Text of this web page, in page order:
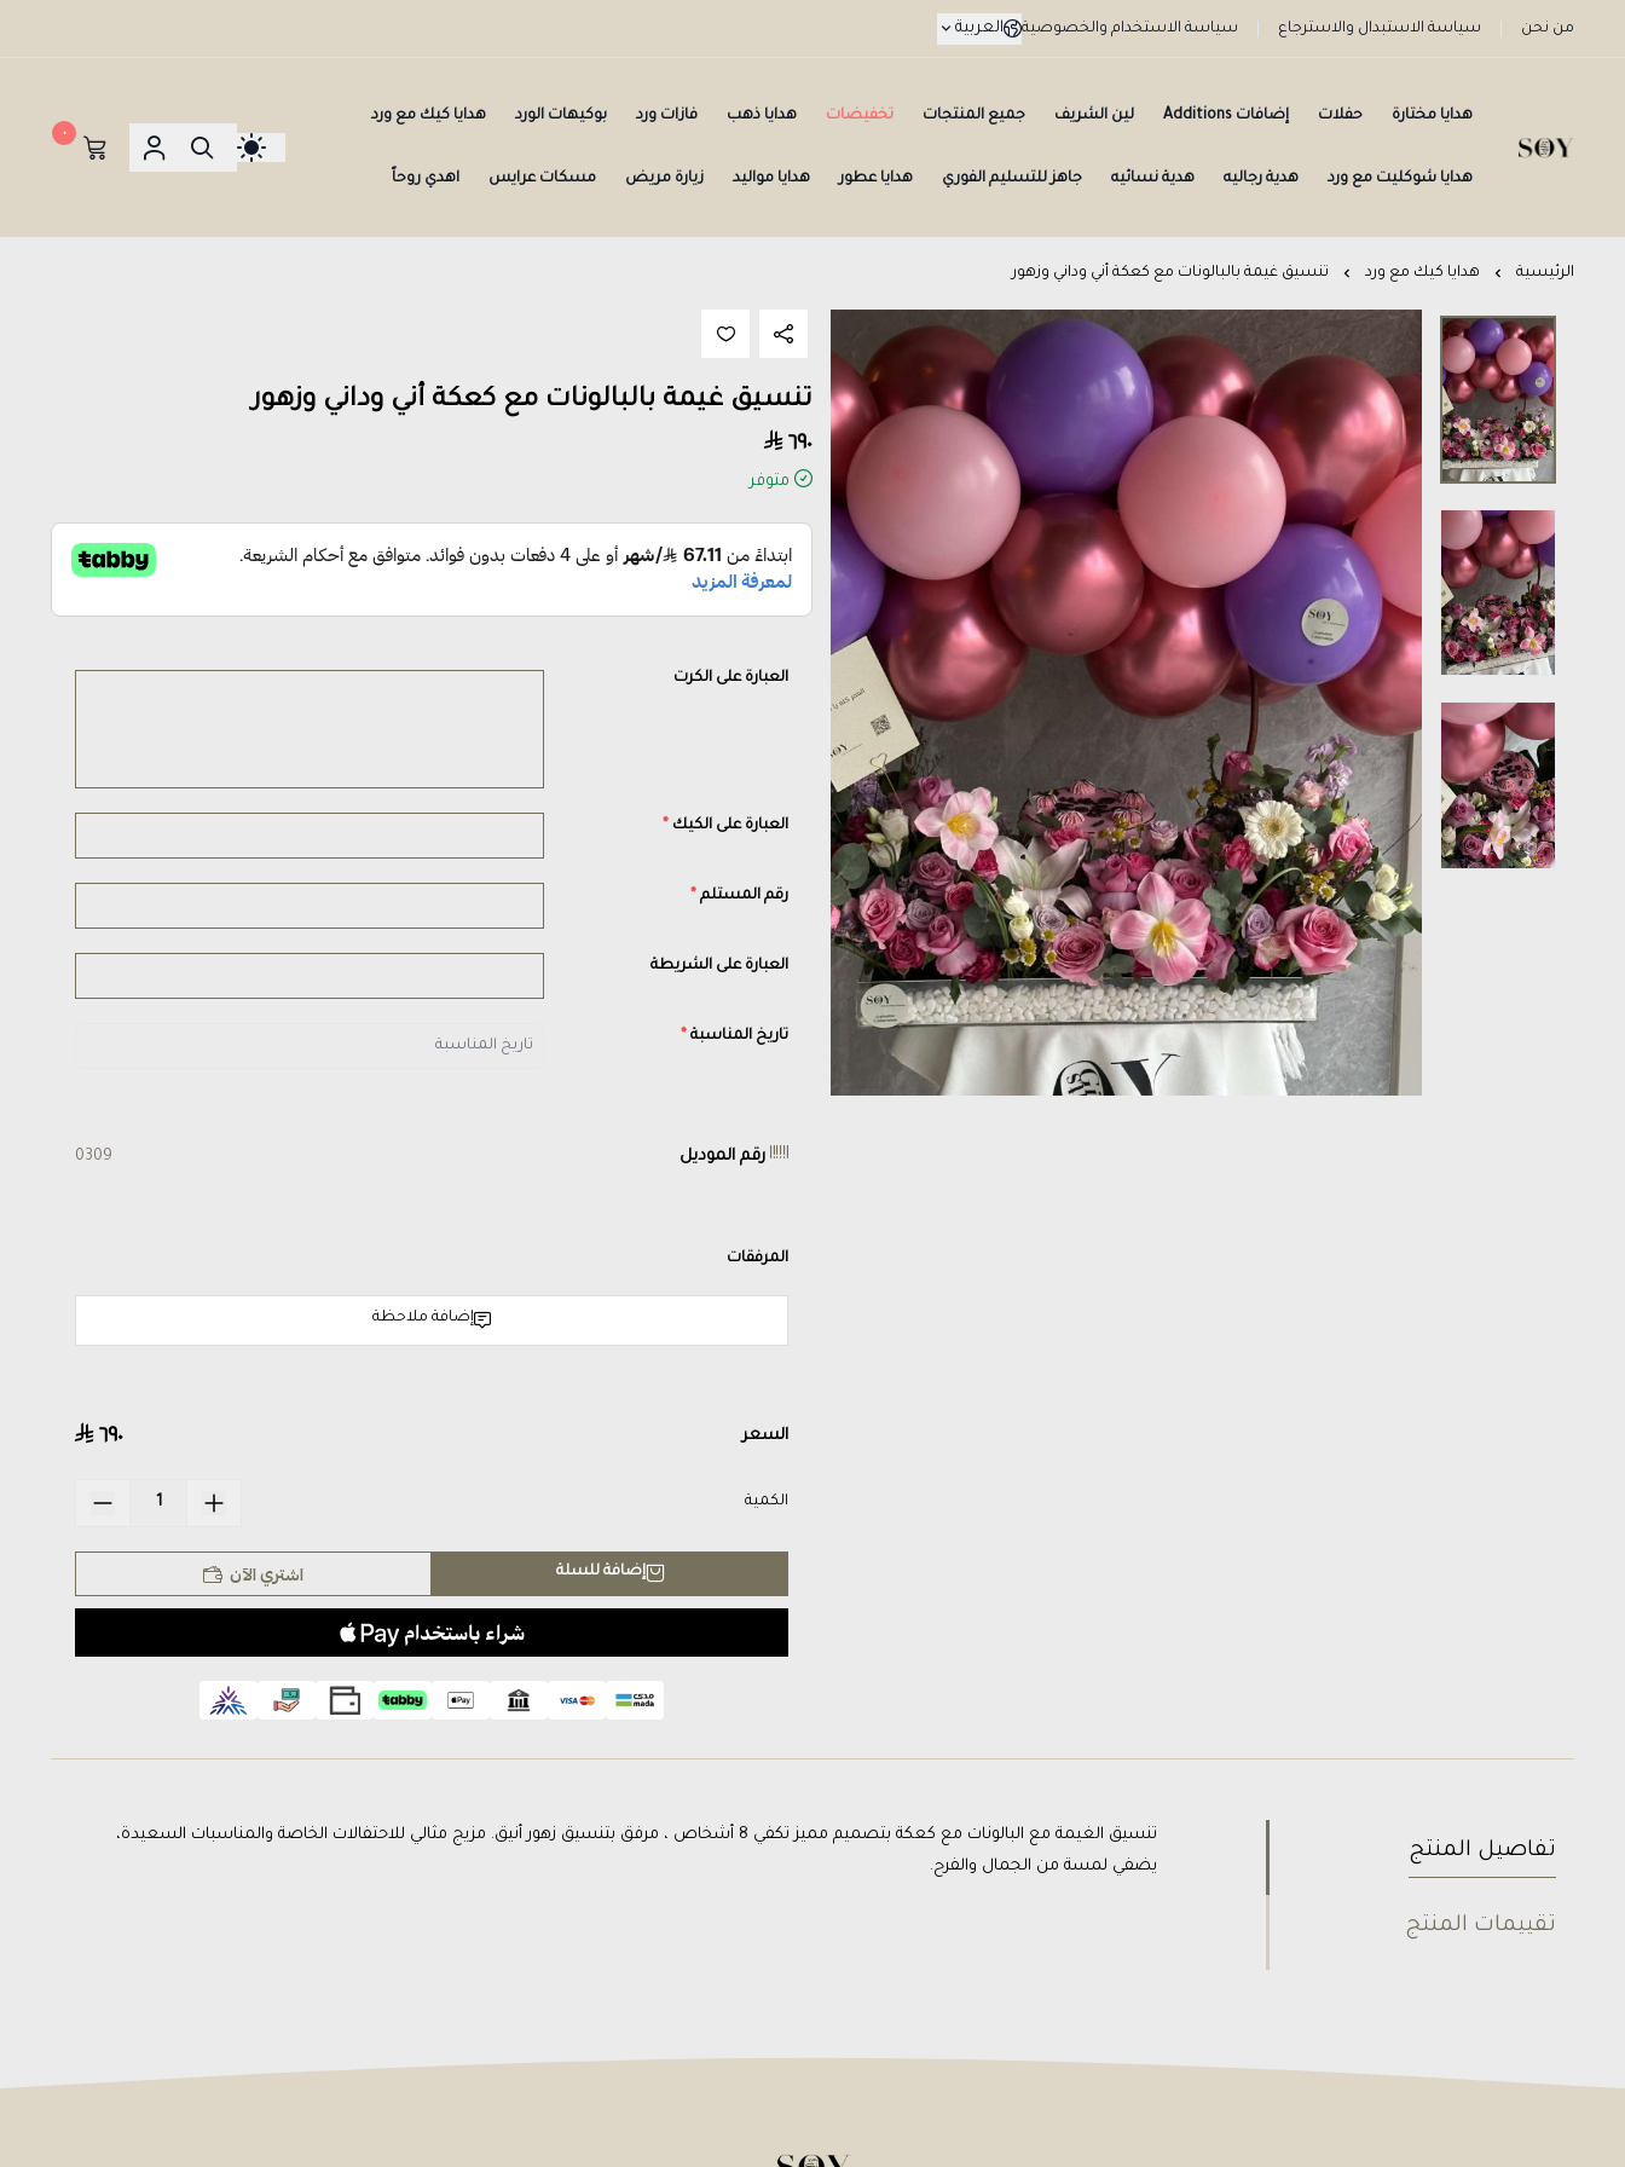
من نحن سياسة الاستبدال والاسترجاع سياسة الاستخدام والخصوصية العربية
هدايا مختارة حفلات إضافات Additions لين الشريف جميع المنتجات تخفيضات هدايا ذهب فازات ورد بوكيهات الورد هدايا كيك مع ورد
هدايا شوكليت مع ورد هدية رجاليه هدية نسائيه جاهز للتسليم الفوري هدايا عطور هدايا مواليد زيارة مريض مسكات عرايس اهدي روحاً
٠
الرئيسية هدايا كيك مع ورد تنسيق غيمة بالبالونات مع كعكة أني وداني وزهور
تنسيق غيمة بالبالونات مع كعكة أني وداني وزهور
٦٩٠
متوفر
العبارة على الكرت
العبارة على الكيك *
رقم المستلم *
العبارة على الشريطة
تاريخ المناسبة *
رقم الموديل 0309
المرفقات
إضافة ملاحظة
السعر ٦٩٠
الكمية
إضافة للسلة اشتري الآن
تفاصيل المنتج
تقييمات المنتج
تنسيق الغيمة مع البالونات مع كعكة بتصميم مميز تكفي 8 أشخاص ، مرفق بتنسيق زهور أنيق. مزيج مثالي للاحتفالات الخاصة والمناسبات السعيدة،
يضفي لمسة من الجمال والفرح.